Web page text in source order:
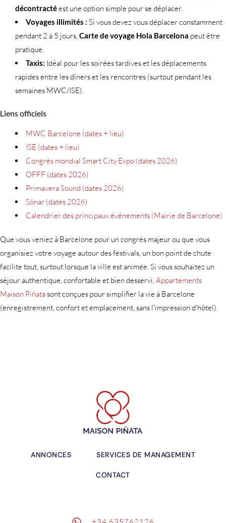
décontractéest une option simple pour se déplacer.
Voyages illimités : Si vous devez vous déplacer constamment
pendant 2 à 5 jours, Carte de voyage Hola Barcelona peut être
pratique.
Taxis: Idéal pour les soirées tardives et les déplacements
rapides entre les dîners et les rencontres (surtout pendant les
semaines MWC/ISE).
Liens officiels
MWC Barcelone (dates + lieu)
ISE (dates + lieu)
Congrès mondial Smart City Expo (dates 2026)
OFFF (dates 2026)
Primavera Sound (dates 2026)
Sónar (dates 2026)
Calendrier des principaux événements (Mairie de Barcelone)
Que vous veniez à Barcelone pour un congrès majeur ou que vous
organisiez votre voyage autour des festivals, un bon point de chute
facilite tout, surtout lorsque la ville est animée. Si vous souhaitez un
séjour authentique, confortable et bien desservi, Appartements
Maison Piñatasont conçues pour simplifier la vie à Barcelone
(enregistrement, confort et emplacement, sans l'impression d'hôtel).
ANNONCES SERVICES DE MANAGEMENT
CONTACT